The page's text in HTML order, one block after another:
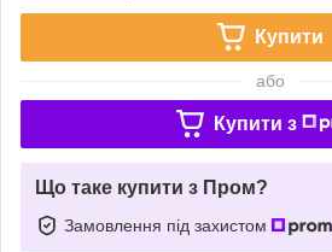
Купити
або
Купити з
Що таке купити з Пром?
Замовлення під захистом